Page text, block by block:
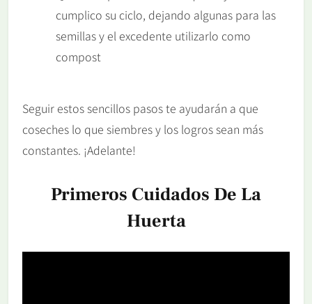
cumplico su ciclo, dejando algunas para las
semillas y el excedente utilizarlo como
compost
Seguir estos sencillos pasos te ayudarán a que
coseches lo que siembres y los logros sean más
constantes. ¡Adelante!
Primeros Cuidados De La
Huerta